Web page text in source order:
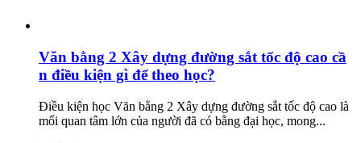
Văn bằng 2 Xây dựng đường sắt tốc độ cao cầ
n điều kiện gì để theo học?
Điều kiện học Văn bằng 2 Xây dựng đường sắt tốc độ cao là
mối quan tâm lớn của người đã có bằng đại học, mong...